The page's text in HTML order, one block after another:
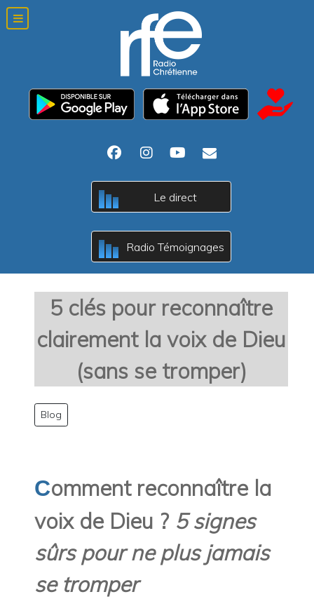
A
B
c Le direct
A
B
c Radio Témoignages
5 clés pour reconnaître
clairement la voix de Dieu
(sans se tromper)
Blog
Comment reconnaître la
voix de Dieu ? 5 signes
sûrs pour ne plus jamais
se tromper